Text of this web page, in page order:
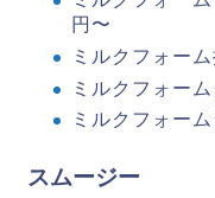
円〜
ミルクフォー
ミルクフォー
ミルクフォー
スムージー